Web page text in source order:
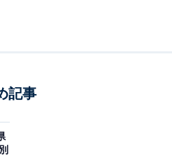
泉しらかば荘（画像出典：楽天トラベ
掛け流し温泉しらかば荘」は
。
記事